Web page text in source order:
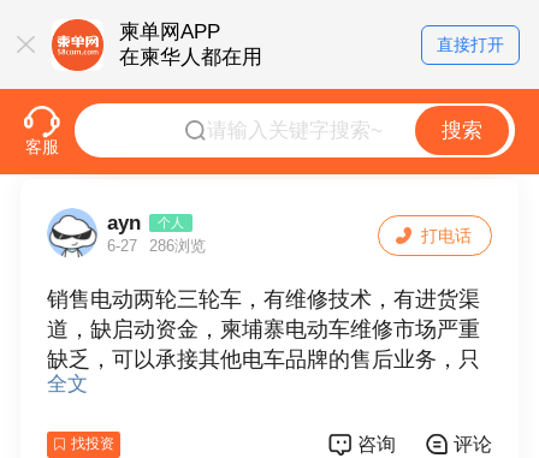
柬单网APP
在柬华人都在用
直接打开
客服
搜索
ayn 个人
6-27 286浏览
销售电动两轮三轮车，有维修技术，有进货渠
道，缺启动资金，柬埔寨电动车维修市场严重
缺乏，可以承接其他电车品牌的售后业务，只
要开始，就不会缺少生意。
全文
打电话
找投资 咨询 评论